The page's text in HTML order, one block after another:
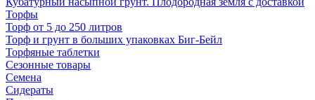
Торфы
Торф от 5 до 250 литров
Торф и грунт в больших упаковках Биг-Бейл
Торфяные таблетки
Сезонные товары
Семена
Сидераты